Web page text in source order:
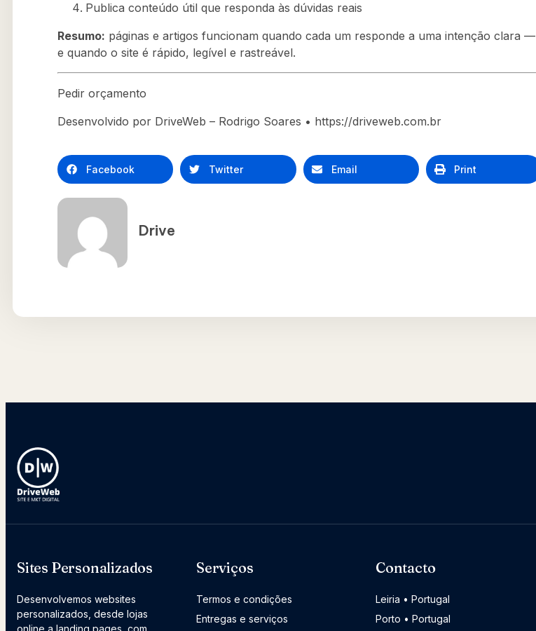
Publica conteúdo útil que responda às dúvidas reais
Resumo: páginas e artigos funcionam quando cada um responde a uma intenção clara —
e quando o site é rápido, legível e rastreável.
Pedir orçamento
Desenvolvido por DriveWeb – Rodrigo Soares • https://driveweb.com.br
Facebook Twitter Email Print
Drive
Sites Personalizados
Desenvolvemos websites
personalizados, desde lojas
online a landing pages, com
Serviços
Termos e condições
Entregas e serviços
Contacto
Leiria • Portugal
Porto • Portugal